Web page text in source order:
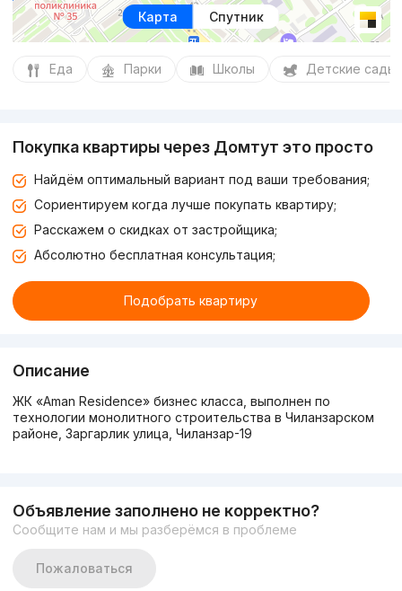
Карта Спутник
Еда Парки Школы Детские сады
Покупка квартиры через Домтут это просто
Найдём оптимальный вариант под ваши требования;
Сориентируем когда лучше покупать квартиру;
Расскажем о скидках от застройщика;
Абсолютно бесплатная консультация;
Подобрать квартиру
Описание
ЖК «Aman Residence» бизнес класса, выполнен по
технологии монолитного строительства в Чиланзарском
районе, Заргарлик улица, Чиланзар-19
Объявление заполнено не корректно?
Сообщите нам и мы разберёмся в проблеме
Пожаловаться